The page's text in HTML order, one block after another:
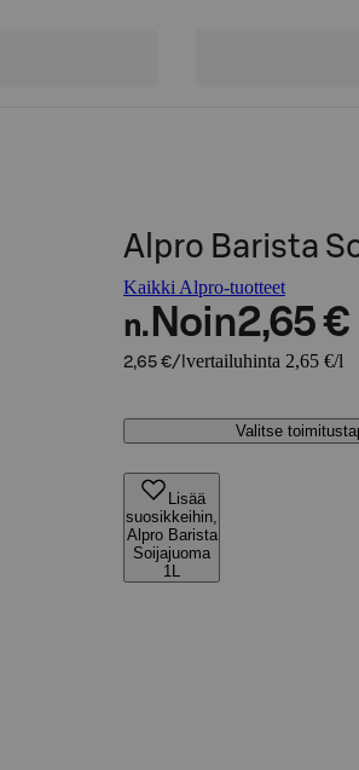
Alpro Barista
Kaikki Alpro-tuotteet
n. Noin2,65 €
2,65 €/l vertailuhinta 2,65 €/l
Valitse
Lisää
suosikkeihin,
Alpro Barista
Soijajuoma
1L